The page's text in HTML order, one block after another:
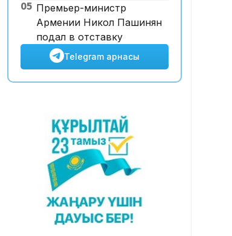
05 Премьер-министр
Армении Никол Пашинян
подал в отставку
Telegram арнасы